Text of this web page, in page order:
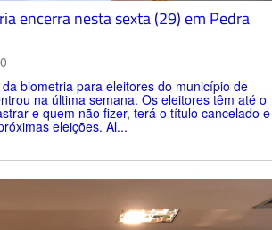
encerra nesta sexta (29) em Pedra
biometria para eleitores do município de
na última semana. Os eleitores têm até o
e quem não fizer, terá o título cancelado e
eleições. Al...